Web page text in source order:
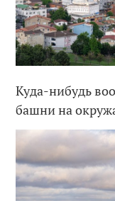
Куда-нибудь
башни на